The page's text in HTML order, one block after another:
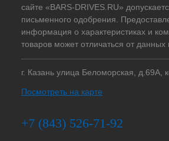
сайте «BARS-DRIVES.RU»
письменного одобрения.
информация о характеристиках и
товаров может отличаться от данных
г. Казань улица Беломорская, д.69А,
Посмотреть на карте
+7 (843) 526-71-92